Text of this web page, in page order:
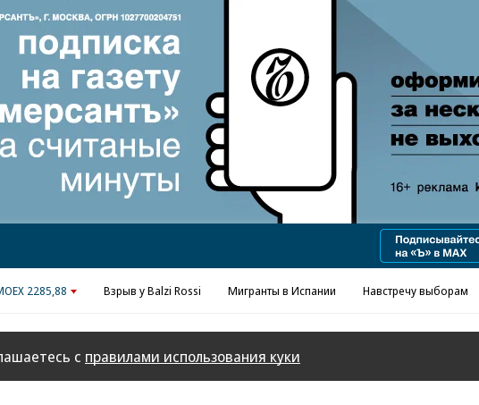
Реклама в «Ъ» www.kommersant.ru/ad
2285,88 Взрыв у Balzi Rossi Мигранты в Испании Навстречу выборам
с правилами использования куки